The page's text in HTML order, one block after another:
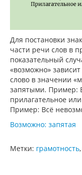
Для постановки
части речи слов в
показательный
«возможно»
слово в значении
запятыми. Пример:
прилагательное
Пример: Всё
Возможно: запятая
Метки: грамотность,